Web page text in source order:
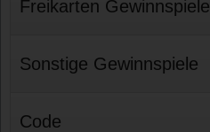
Freikarten Gewinnspiele
Sonstige Gewinnspiele
Code